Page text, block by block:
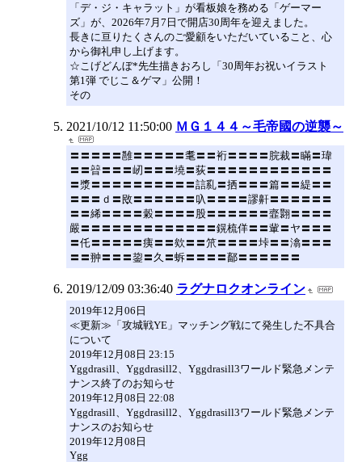
「デ・ジ・キャラット」が看板娘を務める「ゲーマー
ズ」が、2026年7月7日で開店30周年を迎えました。
長きに亘りたくさんのご愛顧をいただいていること、心
から御礼申し上げます。
☆こげどんぼ*先生描きおろし「30周年お祝いイラスト
第1弾 でじこ＆ゲマ」公開！
その
2021/10/12 11:50:00 ＭＧ１４４～毛帝國の逆襲～
〓〓〓〓〓雝〓〓〓〓〓耄〓〓裄〓〓〓〓脘裁〓瞞〓瑋
〓〓暜〓〓〓屻〓〓〓墝〓荻〓〓〓〓〓〓〓〓〓〓〓〓
〓漿〓〓〓〓〓〓〓〓〓〓誩乿〓拪〓〓〓篇〓〓緹〓〓
〓〓〓ｄ〓敃〓〓〓〓〓〓叺〓〓〓〓謬鼾〓〓〓〓〓〓
〓〓絺〓〓〓〓糓〓〓〓〓股〓〓〓〓〓〓韲翾〓〓〓〓
嚴〓〓〓〓〓〓〓〓〓〓〓〓〓鎤梳佯〓〓軰〓ヤ〓〓〓
〓仛〓〓〓〓〓痍〓〓欸〓〓笊〓〓〓〓垰〓〓潝〓〓〓
〓〓翀〓〓〓鋆〓久〓蚸〓〓〓〓鄐〓〓〓〓〓〓
2019/12/09 03:36:40 ラグナロクオンライン
2019年12月06日
≪更新≫「攻城戦YE」マッチング戦にて発生した不具合
について
2019年12月08日 23:15
Yggdrasill、Yggdrasill2、Yggdrasill3ワールド緊急メンテ
ナンス終了のお知らせ
2019年12月08日 22:08
Yggdrasill、Yggdrasill2、Yggdrasill3ワールド緊急メンテ
ナンスのお知らせ
2019年12月08日
Ygg